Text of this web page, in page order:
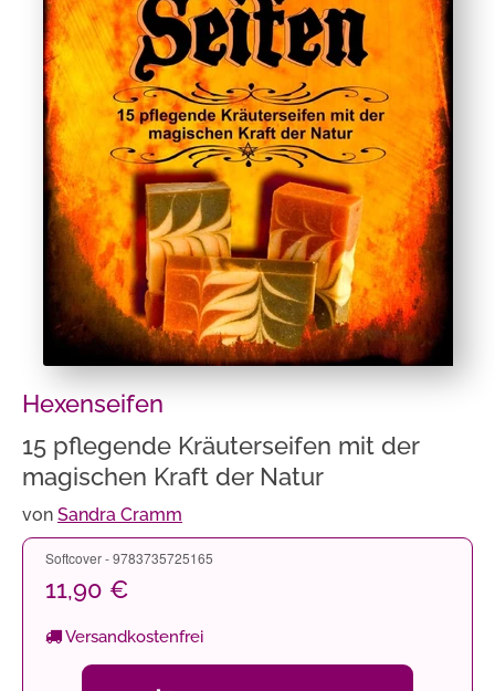
Hexenseifen
15 pflegende Kräuterseifen mit der
magischen Kraft der Natur
von Sandra Cramm
Softcover - 9783735725165
11,90 €
Versandkostenfrei